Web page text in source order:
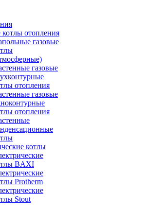
котлы отопления
газовые
газовые
отопления
газовые
отопления
котлы
BAXI
Protherm
Stout